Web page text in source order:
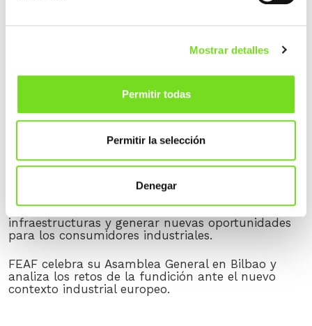
Mostrar detalles
Permitir todas
Permitir la selección
Denegar
NOTICIAS RECIENTES
FEAF/AFV participa en una nueva reunión de
TEDFUN celebra su Asamblea General 2026 en
Laguardia con una amplia participación del sector
de la fundición a presión.
Entrevista a Ainhoa Ondarzabal en el marco de la
Asamblea General de FEAF: «Las fundiciones
europeas en un punto de inflexión»
Flexibilidad como palanca para optimizar
infraestructuras y generar nuevas oportunidades
para los consumidores industriales.
FEAF celebra su Asamblea General en Bilbao y
analiza los retos de la fundición ante el nuevo
contexto industrial europeo.